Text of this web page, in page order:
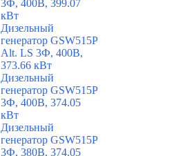
3Ф, 400В, 399.07
кВт
Дизельный
генератор GSW515P
Alt. LS 3Ф, 400В,
373.66 кВт
Дизельный
генератор GSW515P
3Ф, 400В, 374.05
кВт
Дизельный
генератор GSW515P
3Ф, 380В, 374.05